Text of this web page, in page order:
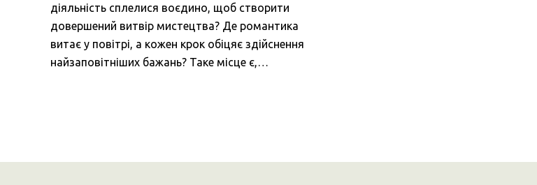
діяльність сплелися воєдино, щоб створити
довершений витвір мистецтва? Де романтика
витає у повітрі, а кожен крок обіцяє здійснення
найзаповітніших бажань? Таке місце є,…